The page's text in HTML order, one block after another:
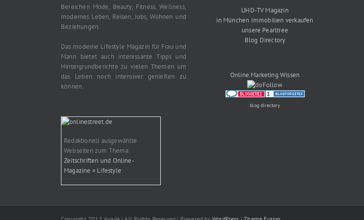
Bereichen Mode, Beauty, Fitness, Wellness,
modernes Leben, Reisen, Jobs, Wohnen und
Beziehungen.
Das moderne Lifestyle Magazin für Frau und
Mann bietet auch interessante Tipps und
Hintergrundberichte zu vielen Themen um
das Leben noch intensiver genießen zu
können.
Redaktionell ausgewählte
Webseiten zum Thema:
Zeitschriften und Online-
Magazine » Lifestyle
UHD-TV Magazin
in München Immobilien verkaufen
unsere Pearltree
Blog Directory
Online Marketing Wissen
blog directory